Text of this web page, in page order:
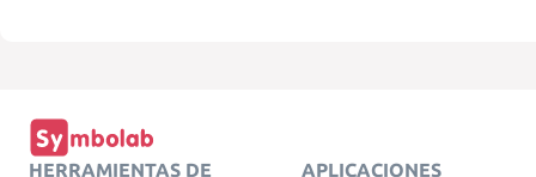
HERRAMIENTAS DE
APLICACIONES